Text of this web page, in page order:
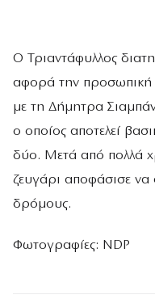
Ο Τριαντάφυλλος
αφορά την προσωπική
με τη Δήμητρα
ο οποίος αποτελεί
δύο. Μετά από πολλά
ζευγάρι αποφάσισε να
δρόμους.
Φωτογραφίες: NDP